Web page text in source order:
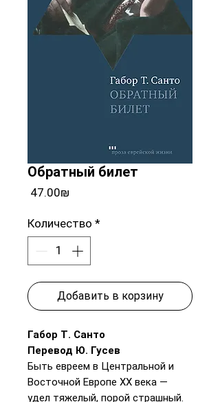
Обратный билет
‏47.00 ‏₪
Количество *
Добавить в корзину
Габор Т. Санто
Перевод Ю. Гусев
Быть евреем в Центральной и
Восточной Европе XX века —
удел тяжелый, порой страшный.